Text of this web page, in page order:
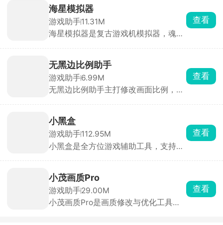
约未上线游戏，开测/发版自动推送，
收藏列表云同步，换机不丢。
行，支持一键启动海量正版游戏，涵盖
手游、端游及3A大作。并提供高度自由
化的键位设置，适应不同用户操作习
惯。支持手柄外设，提升游戏操控体
过签到、抽奖、看广告等方式可额外领
取时长。
海星模拟器
游戏助手11.31M
海星模拟器是复古游戏机模拟器，魂斗
戏文件，下载点开直接开玩，自带金手
指作弊、多档位存档，接个手柄就能复
刻小时候小霸王、街机厅的手感。
查看
无黑边比例助手
游戏助手6.99M
无黑边比例助手主打修改画面比例，去
面锐度和光影细节。可以给不同游戏保
存多套参数配置，切换方案很方便。吃
鸡、王者、原神这类热门手游都能适
配，日常调整画面观感、提升游戏体验
查看
小黑盒
游戏助手112.95M
小黑盒是全方位游戏辅助工具，支持
以轻松查询价格波动、配置需求、游戏
评价、史低特惠等重要信息。当心愿单
商品出现折扣时，小黑盒会及时推送通
知，不错过每一个省钱的机会。对于免
查看
小茂画质Pro
游戏助手29.00M
小茂画质Pro是画质修改与优化工具，
查看